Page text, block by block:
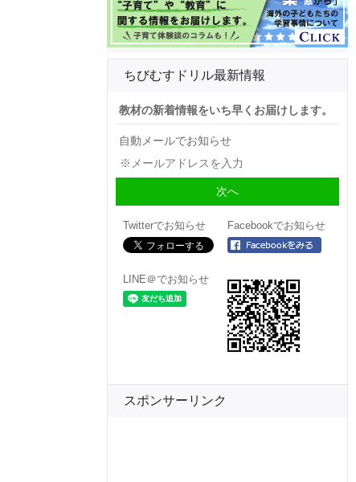
ちびむすドリル最新情報
教材の新着情報をいち早くお届けします。
自動メールでお知らせ
Twitterでお知らせ Facebookでお知らせ
LINE＠でお知らせ
スポンサーリンク